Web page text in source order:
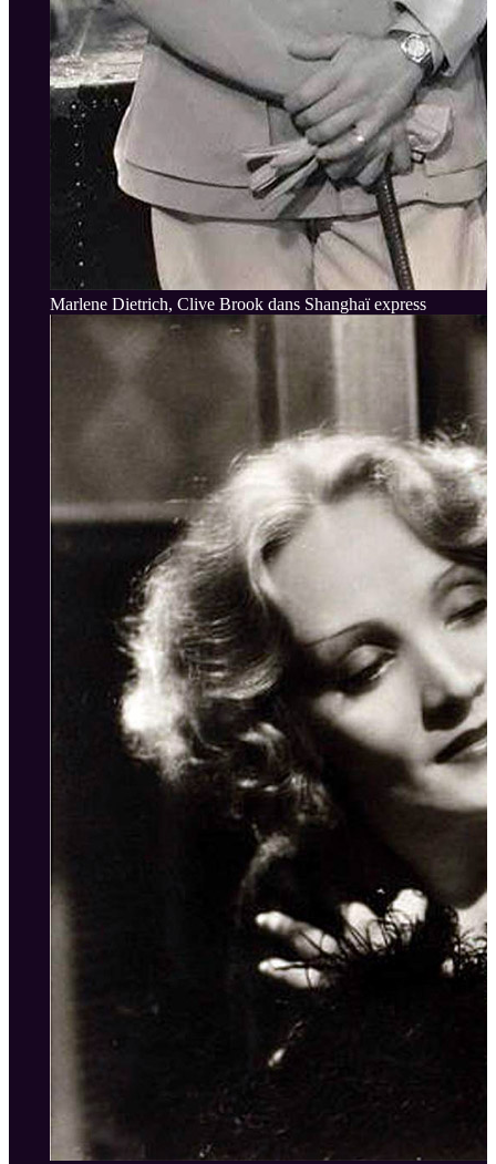
Marlene Dietrich, Clive Brook dans Shanghaï express